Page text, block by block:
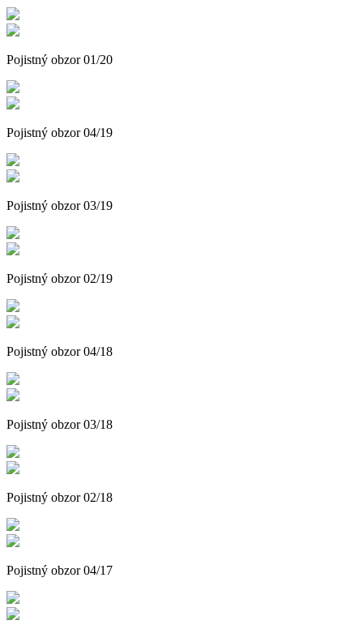
Pojistný obzor 01/20
Pojistný obzor 04/19
Pojistný obzor 03/19
Pojistný obzor 02/19
Pojistný obzor 04/18
Pojistný obzor 03/18
Pojistný obzor 02/18
Pojistný obzor 04/17